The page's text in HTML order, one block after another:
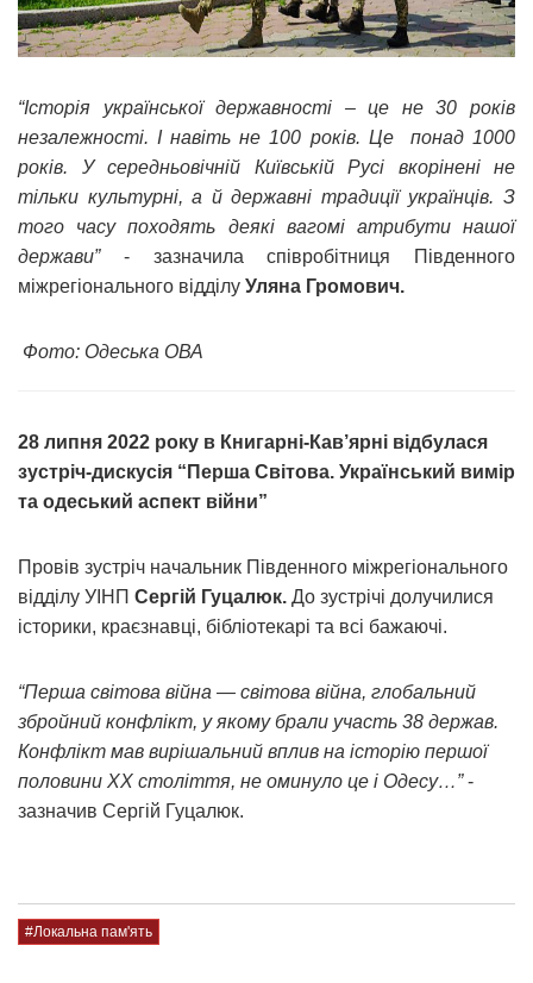
“Історія української державності – це не 30 років
незалежності. І навіть не 100 років. Це понад 1000
років. У середньовічній Київській Русі вкорінені не
тільки культурні, а й державні традиції українців. З
того часу походять деякі вагомі атрибути нашої
держави”- зазначила співробітниця Південного
міжрегіонального відділу Уляна Громович.
Фото: Одеська ОВА
28 липня 2022 року в Книгарні-Кав’ярні відбулася
зустріч-дискусія “Перша Світова. Український вимір
та одеський аспект війни”
Провів зустріч начальник Південного міжрегіонального
відділу УІНП Сергій Гуцалюк. До зустрічі долучилися
історики, краєзнавці, бібліотекарі та всі бажаючі.
“Перша світова війна — світова війна, глобальний
збройний конфлікт, у якому брали участь 38 держав.
Конфлікт мав вирішальний вплив на історію першої
половини XX століття, не оминуло це і Одесу…”-
зазначив Сергій Гуцалюк.
#Локальна пам'ять